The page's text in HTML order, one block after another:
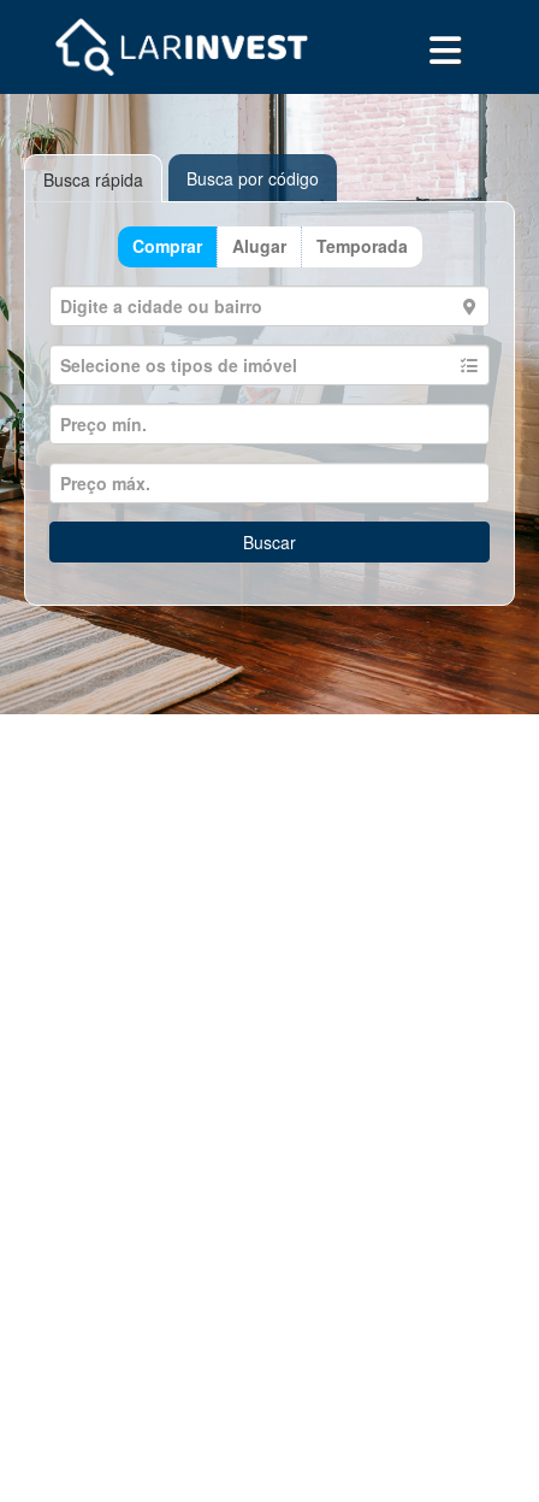
Busca rápida Busca por código
Comprar Alugar Temporada